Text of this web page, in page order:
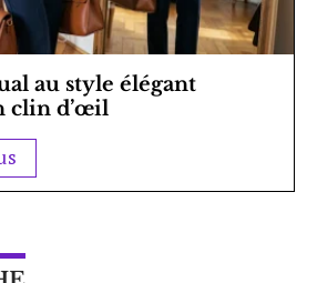
au style élégant
clin d’œil